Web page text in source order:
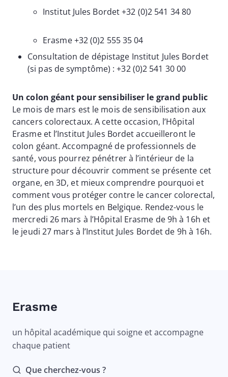
Institut Jules Bordet +32 (0)2 541 34 80
Erasme +32 (0)2 555 35 04
Consultation de dépistage Institut Jules Bordet
(si pas de symptôme) : +32 (0)2 541 30 00
Un colon géant pour sensibiliser le grand public
Le mois de mars est le mois de sensibilisation aux
cancers colorectaux. A cette occasion, l’Hôpital
Erasme et l’Institut Jules Bordet accueilleront le
colon géant. Accompagné de professionnels de
santé, vous pourrez pénétrer à l’intérieur de la
structure pour découvrir comment se présente cet
organe, en 3D, et mieux comprendre pourquoi et
comment vous protéger contre le cancer colorectal,
l’un des plus mortels en Belgique. Rendez-vous le
mercredi 26 mars à l’Hôpital Erasme de 9h à 16h et
le jeudi 27 mars à l’Institut Jules Bordet de 9h à 16h.
Erasme
un hôpital académique qui soigne et accompagne
chaque patient
Que cherchez-vous ?